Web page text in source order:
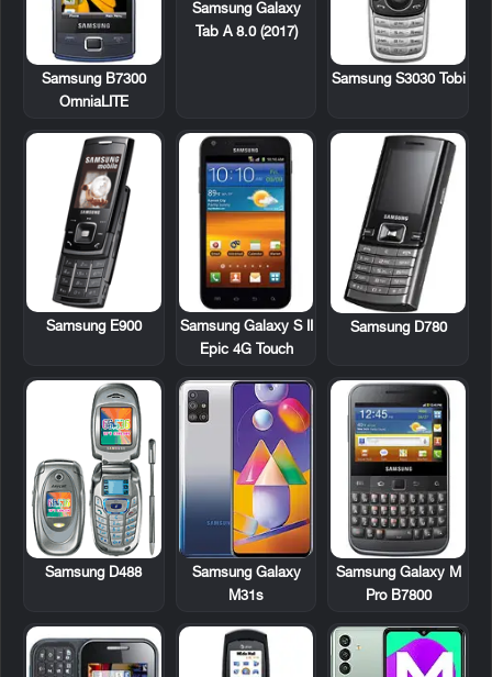
Samsung S3030 Tobi
Samsung Galaxy
Tab A 8.0 (2017)
Samsung B7300
OmniaLITE
Samsung D780
Samsung Galaxy S II
Epic 4G Touch
Samsung E900
Samsung Galaxy M
Pro B7800
Samsung Galaxy
M31s
Samsung D488